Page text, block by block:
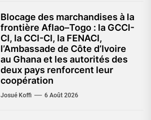
Blocage des marchandises à la
frontière Aflao–Togo : la GCCI-
CI, la CCI-CI, la FENACI,
l’Ambassade de Côte d’Ivoire
au Ghana et les autorités des
deux pays renforcent leur
coopération
Josué Koffi 6 Août 2026